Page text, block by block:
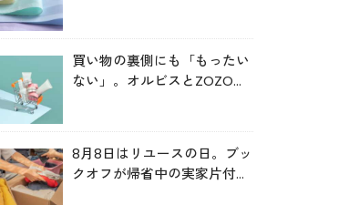
買い物の裏側にも「もったい
ない」。オルビスとZOZOが
8月8日はリユースの日。ブッ
クオフが帰省中の実家片付け